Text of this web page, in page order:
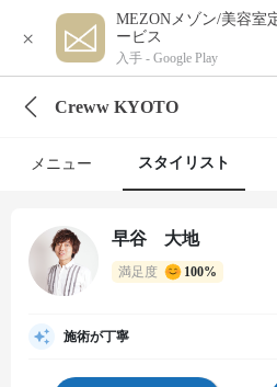
×
MEZONメゾン/美容室
ービス
入手 - Google Play
Creww KYOTO
メニュー スタイリスト
早谷 大地
満足度 100%
施術が丁寧